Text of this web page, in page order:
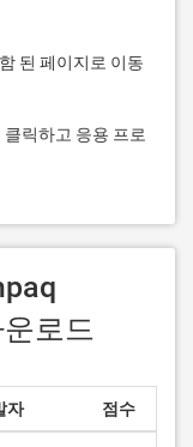
로드
자 점수